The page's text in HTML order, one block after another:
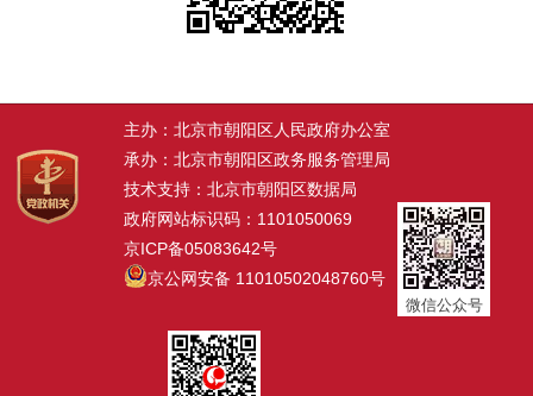
主办：北京市朝阳区人民政府办公室
承办：北京市朝阳区政务服务管理局
技术支持：北京市朝阳区数据局
政府网站标识码：1101050069
京ICP备05083642号
京公网安备 11010502048760号
微信公众号